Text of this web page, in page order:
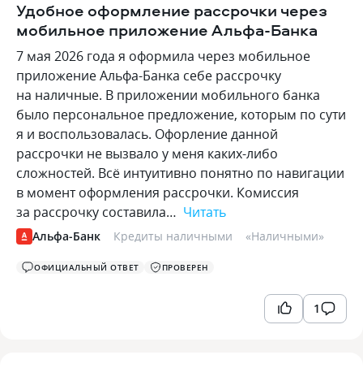
Удобное оформление рассрочки через
мобильное приложение Альфа-Банка
7 мая 2026 года я оформила через мобильное
приложение Альфа-Банка себе рассрочку
на наличные. В приложении мобильного банка
было персональное предложение, которым по сути
я и воспользовалась. Офорление данной
рассрочки не вызвало у меня каких-либо
сложностей. Всё интуитивно понятно по навигации
в момент оформления рассрочки. Комиссия
за рассрочку составила… Читать
Альфа-Банк Кредиты наличными «Наличными»
ОФИЦИАЛЬНЫЙ ОТВЕТ ПРОВЕРЕН
1